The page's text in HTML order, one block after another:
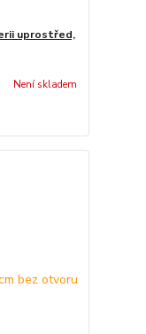
uprostřed,
Není skladem